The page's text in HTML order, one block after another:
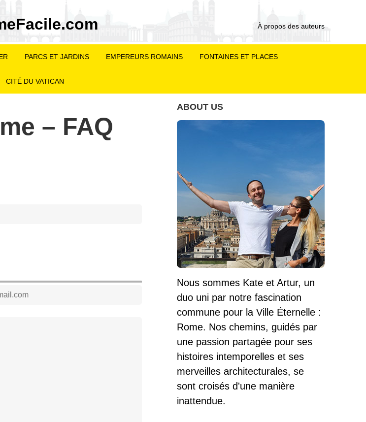
À propos des auteurs
PARCS ET JARDINS EMPEREURS ROMAINS FONTAINES ET PLACES
CITÉ DU VATICAN
– FAQ
ABOUT US
Nous sommes Kate et Artur, un
duo uni par notre fascination
commune pour la Ville Éternelle :
Rome. Nos chemins, guidés par
une passion partagée pour ses
histoires intemporelles et ses
merveilles architecturales, se
sont croisés d'une manière
inattendue.